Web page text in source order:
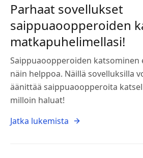
Parhaat sovellukset
saippuaoopperoiden
matkapuhelimellasi!
Saippuaoopperoiden katsominen
näin helppoa. Näillä sovelluksilla
äänittää saippuaoopperoita
milloin haluat!
Jatka lukemista